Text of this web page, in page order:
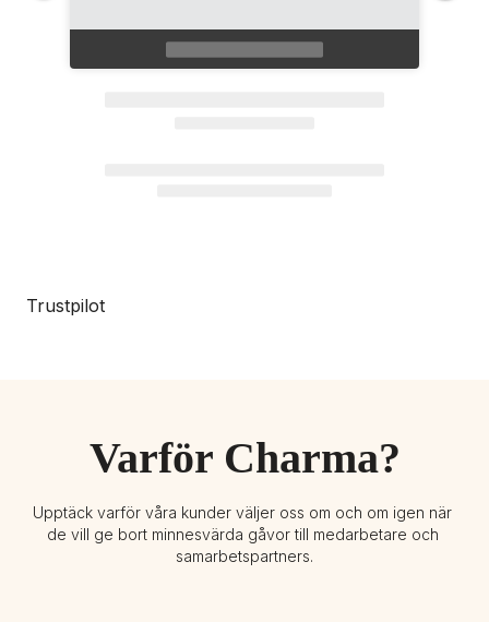
Trustpilot
Varför Charma?
Upptäck varför våra kunder väljer oss om och om igen när
de vill ge bort minnesvärda gåvor till medarbetare och
samarbetspartners.